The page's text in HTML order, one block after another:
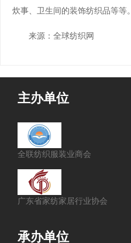
炊事、卫生间的装饰纺织品等等。
来源：全球纺织网
主办单位
全联纺织服装业商会
广东省家纺家居行业协会
承办单位